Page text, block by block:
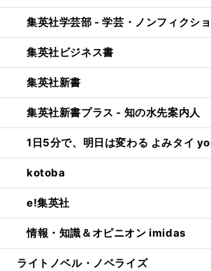
集英社学芸部 - 学芸・ノンフィクシ
集英社ビジネス書
集英社新書
集英社新書プラス - 知の水先案内人
1日5分で、明日は変わる よみタイ
kotoba
e!集英社
情報・知識＆オピニオン imidas
ライトノベル・ノベライズ